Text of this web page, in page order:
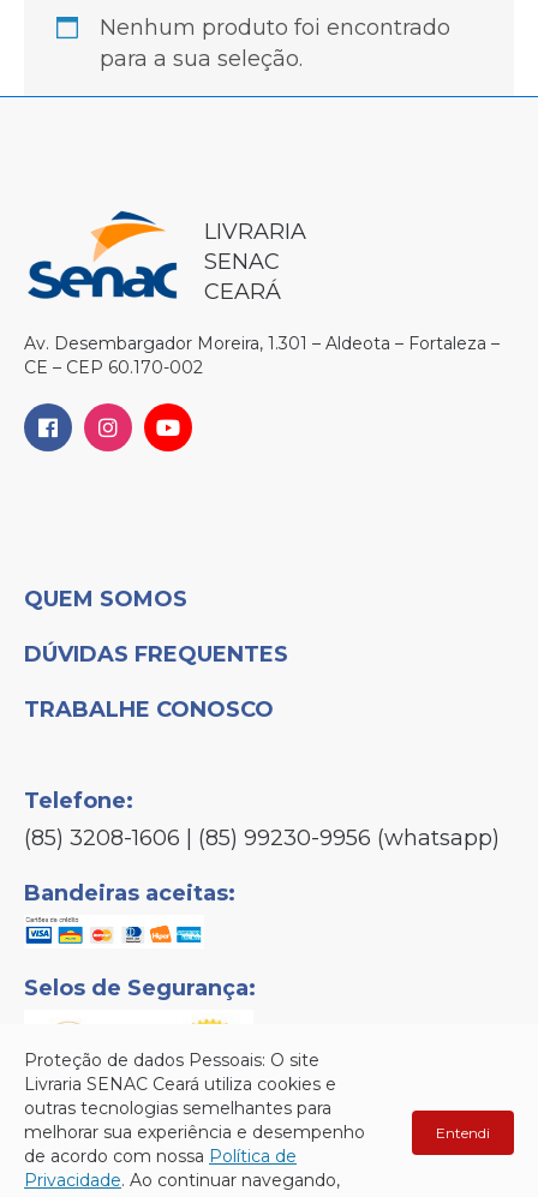
Nenhum produto foi encontrado
para a sua seleção.
LIVRARIA
SENAC
CEARÁ
Av. Desembargador Moreira, 1.301 – Aldeota – Fortaleza –
CE – CEP 60.170-002
QUEM SOMOS
DÚVIDAS FREQUENTES
TRABALHE CONOSCO
Telefone:
(85) 3208-1606 | (85) 99230-9956 (whatsapp)
Bandeiras aceitas:
Selos de Segurança:
Senac © Copyright 2026 - Todos os direitos reservados.
Proteção de dados Pessoais: O site
Livraria SENAC Ceará utiliza cookies e
outras tecnologias semelhantes para
melhorar sua experiência e desempenho
de acordo com nossa Política de
Privacidade. Ao continuar navegando,
Entendi